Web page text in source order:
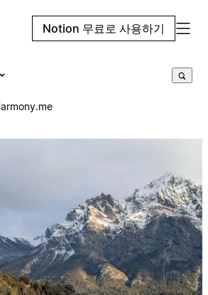
Notion 무료로 사용하기